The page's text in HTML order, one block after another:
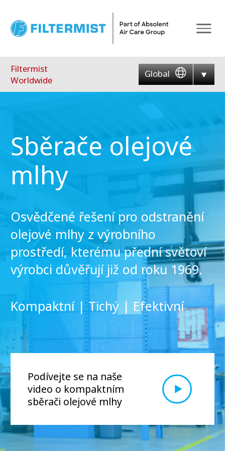
Filtermist
Worldwide
Global
Sběrače olejové
mlhy
Osvědčené řešení pro odstranění
olejové mlhy z výrobního
prostředí, kterému přední světoví
výrobci důvěřují již od roku 1969.
Kompaktní | Tichý | Efektivní
Podívejte se na naše
video o kompaktním
sběrači olejové mlhy